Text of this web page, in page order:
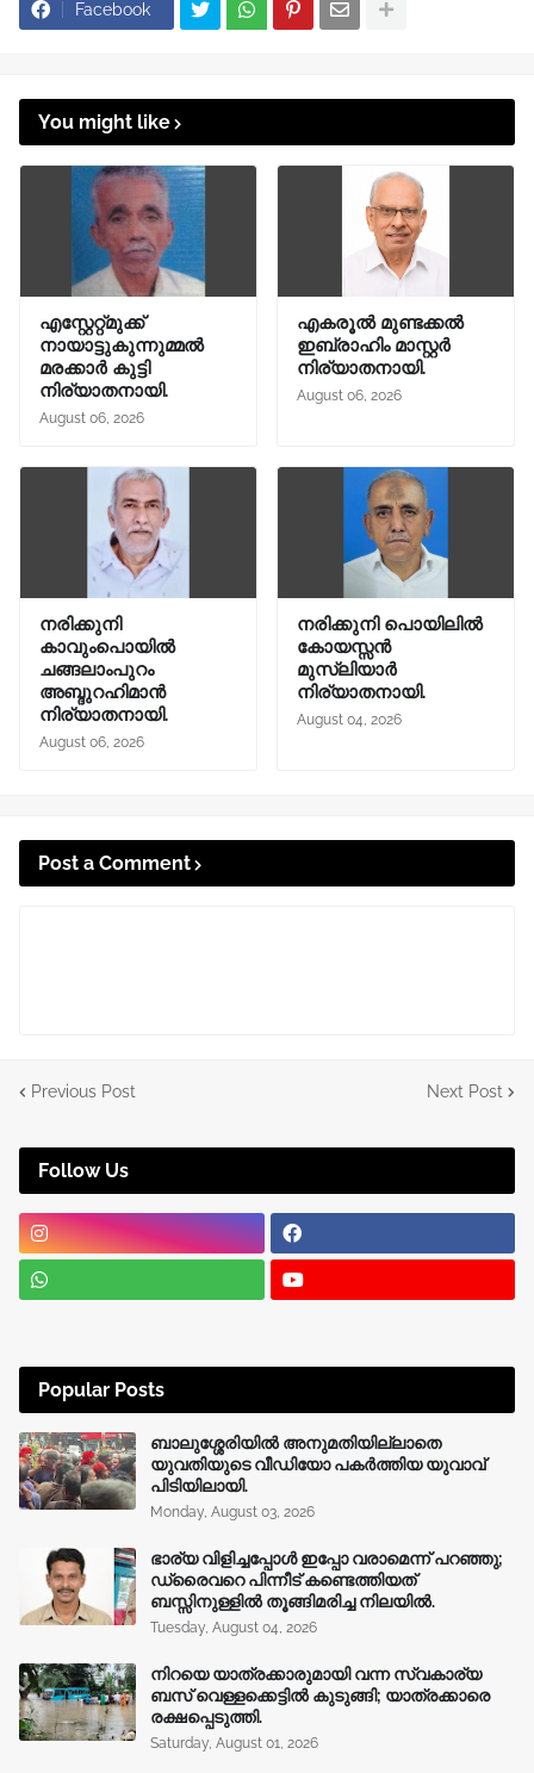
Facebook
You might like
എസ്റ്റേറ്റ്മുക്ക്
നായാട്ടുകുന്നുമ്മൽ
മരക്കാർ കുട്ടി
നിര്യാതനായി.
August 06, 2026
എകരൂൽ മുണ്ടക്കൽ
ഇബ്രാഹിം മാസ്റ്റർ
നിര്യാതനായി.
August 06, 2026
നരിക്കുനി
കാവുംപൊയിൽ
ചങ്ങലാംപുറം
അബ്ദുറഹിമാൻ
നിര്യാതനായി.
August 06, 2026
നരിക്കുനി പൊയിലിൽ
കോയസ്സൻ
മുസ്ലിയാർ
നിര്യാതനായി.
August 04, 2026
Post a Comment
Previous Post Next Post
Follow Us
Popular Posts
ബാലുശ്ശേരിയിൽ അനുമതിയില്ലാതെ
യുവതിയുടെ വീഡിയോ പകർത്തിയ യുവാവ്
പിടിയിലായി.
Monday, August 03, 2026
ഭാര്യ വിളിച്ചപ്പോള്‍ ഇപ്പോ വരാമെന്ന് പറഞ്ഞു;
ഡ്രൈവറെ പിന്നീട് കണ്ടെത്തിയത്
ബസ്സിനുള്ളില്‍ തൂങ്ങിമരിച്ച നിലയിൽ.
Tuesday, August 04, 2026
നിറയെ യാത്രക്കാരുമായി വന്ന സ്വകാര്യ
ബസ് വെള്ളക്കെട്ടിൽ കുടുങ്ങി; യാത്രക്കാരെ
രക്ഷപ്പെടുത്തി.
Saturday, August 01, 2026